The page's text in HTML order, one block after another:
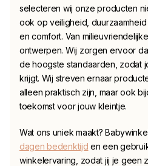
selecteren wij onze producten
ook op veiligheid, duurzaamheid
en comfort. Van
ontwerpen. Wij zorgen ervoor
de hoogste standaarden, zodat
krijgt. Wij streven ernaar
alleen praktisch zijn, maar ook
toekomst voor jouw kleintje.
Wat ons uniek maakt?
dagen bedenktijd en een
winkelervaring, zodat jij je geen